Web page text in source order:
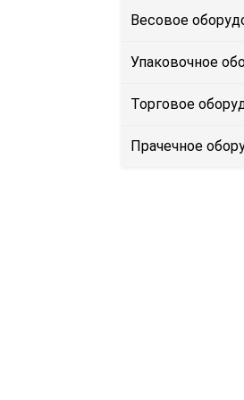
Весовое
Упаковочное
Торговое
Прачечное